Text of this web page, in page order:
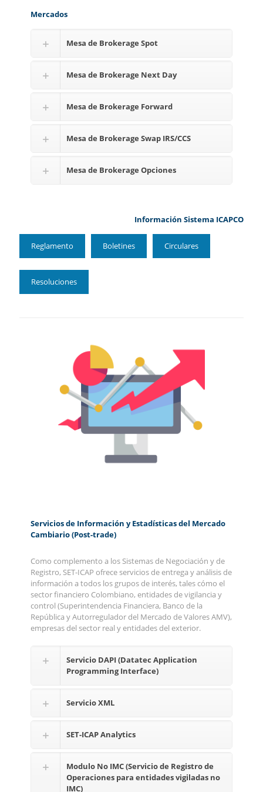
Mercados
Mesa de Brokerage Spot
Mesa de Brokerage Next Day
Mesa de Brokerage Forward
Mesa de Brokerage Swap IRS/CCS
Mesa de Brokerage Opciones
Información Sistema ICAPCO
Reglamento Boletines Circulares
Resoluciones
Servicios de Información y Estadísticas del Mercado
Cambiario (Post-trade)
Como complemento a los Sistemas de Negociación y de
Registro, SET-ICAP ofrece servicios de entrega y análisis de
información a todos los grupos de interés, tales cómo el
sector financiero Colombiano, entidades de vigilancia y
control (Superintendencia Financiera, Banco de la
República y Autorregulador del Mercado de Valores AMV),
empresas del sector real y entidades del exterior.
Servicio DAPI (Datatec Application
Programming Interface)
Servicio XML
SET-ICAP Analytics
Modulo No IMC (Servicio de Registro de
Operaciones para entidades vigiladas no
IMC)